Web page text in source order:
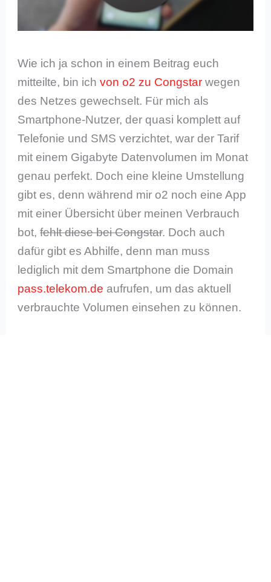
Wie ich ja schon in einem Beitrag euch
mitteilte, bin ichvon o2 zu Congstarwegen
des Netzes gewechselt. Für mich als
Smartphone-Nutzer, der quasi komplett auf
Telefonie und SMS verzichtet, war der Tarif
mit einem Gigabyte Datenvolumen im Monat
genau perfekt. Doch eine kleine Umstellung
gibt es, denn während mir o2 noch eine App
mit einer Übersicht über meinen Verbrauch
bot,fehlt diese bei Congstar. Doch auch
dafür gibt es Abhilfe, denn man muss
lediglich mit dem Smartphone die Domain
pass.telekom.de aufrufen, um das aktuell
verbrauchte Volumen einsehen zu können.